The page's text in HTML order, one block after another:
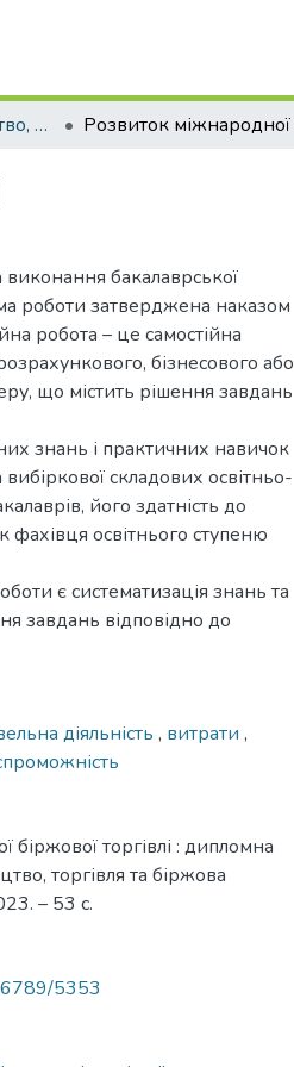
ОПП "Підприємництво, торгівля та біржова діяльність"
бакалаврської
роботи затверджена наказом
робота – це самостійна
бізнесового або
що містить рішення завдань
знань і практичних навичок
складових освітньо-
його здатність до
фахівця освітнього ступеню
є систематизація знань та
завдань відповідно до
діяльність , витрати ,
торгівлі : дипломна
торгівля та біржова
– 53 с.
5353